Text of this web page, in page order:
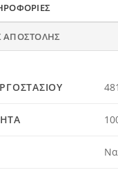
ΑΠΟΣΤΟΛΉΣ